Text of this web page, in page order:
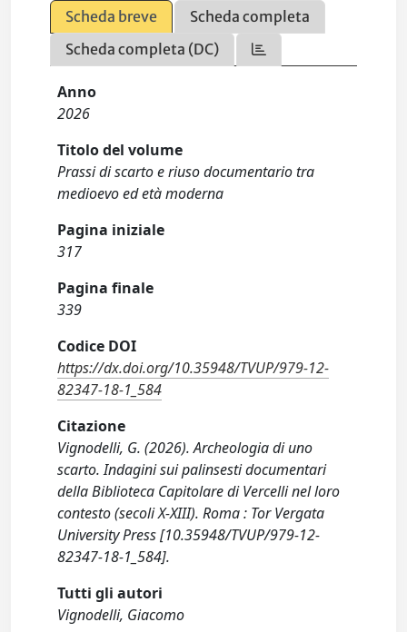
Scheda breve
Scheda completa
Scheda completa (DC)
Anno
2026
Titolo del volume
Prassi di scarto e riuso documentario tra
medioevo ed età moderna
Pagina iniziale
317
Pagina finale
339
Codice DOI
https://dx.doi.org/10.35948/TVUP/979-12-
82347-18-1_584
Citazione
Vignodelli, G. (2026). Archeologia di uno
scarto. Indagini sui palinsesti documentari
della Biblioteca Capitolare di Vercelli nel loro
contesto (secoli X-XIII). Roma : Tor Vergata
University Press [10.35948/TVUP/979-12-
82347-18-1_584].
Tutti gli autori
Vignodelli, Giacomo